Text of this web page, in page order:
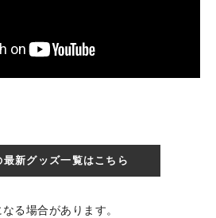
最新グッズ一覧はこちら
る場合があります。